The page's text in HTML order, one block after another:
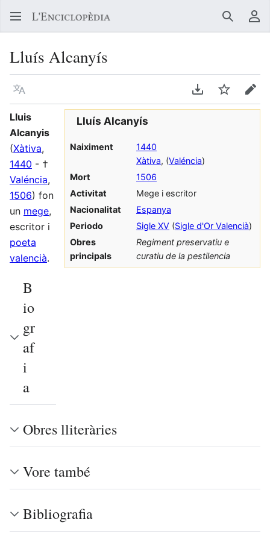
Buscar
Lluís Alcanyís
Llegir en un atre idioma Descarregar en
Vigilar
Lluís Alcanyís
Naiximent
1440
Xàtiva, (Valéncia)
Mort
1506
Activitat
Mege i escritor
Nacionalitat
Espanya
Periodo
Sigle XV (Sigle d'Or Valencià)
Obres
principals
Regiment preservatiu e
curatiu de la pestilencia
Lluis
Alcanyis
(Xàtiva,
1440 - †
Valéncia,
1506) fon
un mege,
escritor i
poeta
valencià.
B
io
gr
af
i
a
Obres lliteràries
Vore també
Bibliografia